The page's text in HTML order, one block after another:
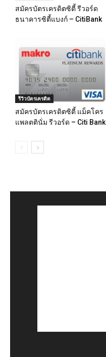
สมัครบัตรเครดิตซิตี้ รีวอร์ด
ธนาคารซิตี้แบงก์ – CitiBank
รีวิวบัตรเครดิต
สมัครบัตรเครดิตซิตี้ แม็คโคร
แพลตตินั่ม รีวอร์ด – Citi Bank